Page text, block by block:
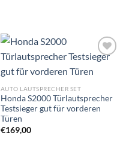
Zu
Wunschliste
AUTO LAUTSPRECHER SET
Honda S2000 Türlautsprecher
Testsieger gut für vorderen
Türen
€169,00